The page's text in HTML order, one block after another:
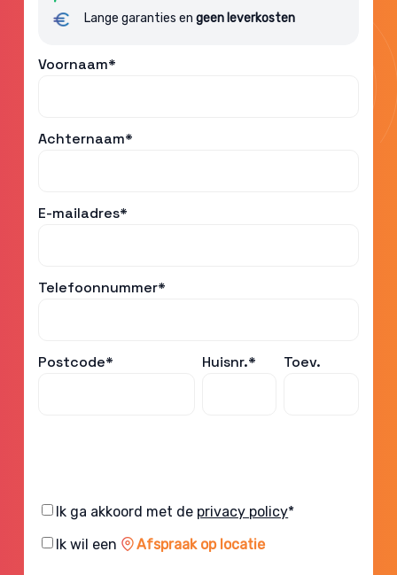
Lange garanties engeen leverkosten
Voornaam*
Achternaam*
E-mailadres*
Telefoonnummer*
Postcode* Huisnr.* Toev.
Consent
Ik ga akkoord met de privacy policy*
Consent
Ik wil een Afspraak op locatie